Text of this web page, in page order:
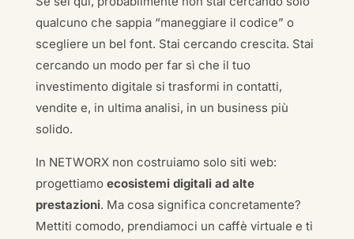
qualcuno che sappia “maneggiare il codice” o
scegliere un bel font. Stai cercando crescita. Stai
cercando un modo per far sì che il tuo
investimento digitale si trasformi in contatti,
vendite e, in ultima analisi, in un business più
solido.
In NETWORX non costruiamo solo siti web:
progettiamo ecosistemi digitali ad alte
prestazioni. Ma cosa significa concretamente?
Mettiti comodo, prendiamoci un caffè virtuale e ti